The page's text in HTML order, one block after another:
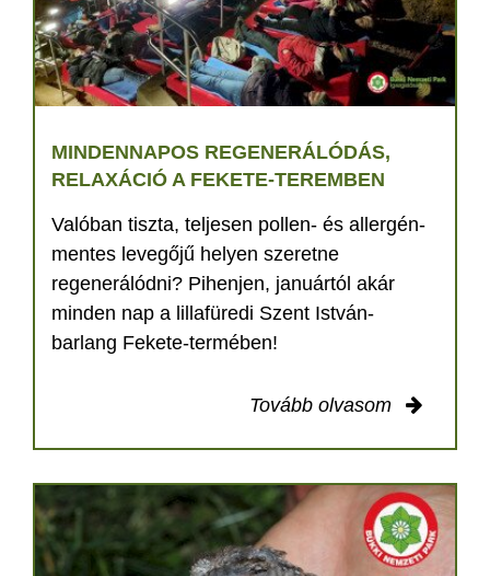
MINDENNAPOS REGENERÁLÓDÁS,
RELAXÁCIÓ A FEKETE-TEREMBEN
Valóban tiszta, teljesen pollen- és allergén-
mentes levegőjű helyen szeretne
regenerálódni? Pihenjen, januártól akár
minden nap a lillafüredi Szent István-
barlang Fekete-termében!
Tovább olvasom